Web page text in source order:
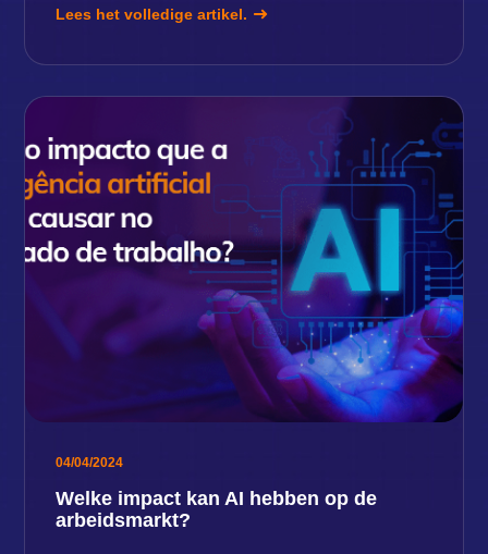
Lees het volledige artikel.
04/04/2024
Welke impact kan AI hebben op de
arbeidsmarkt?